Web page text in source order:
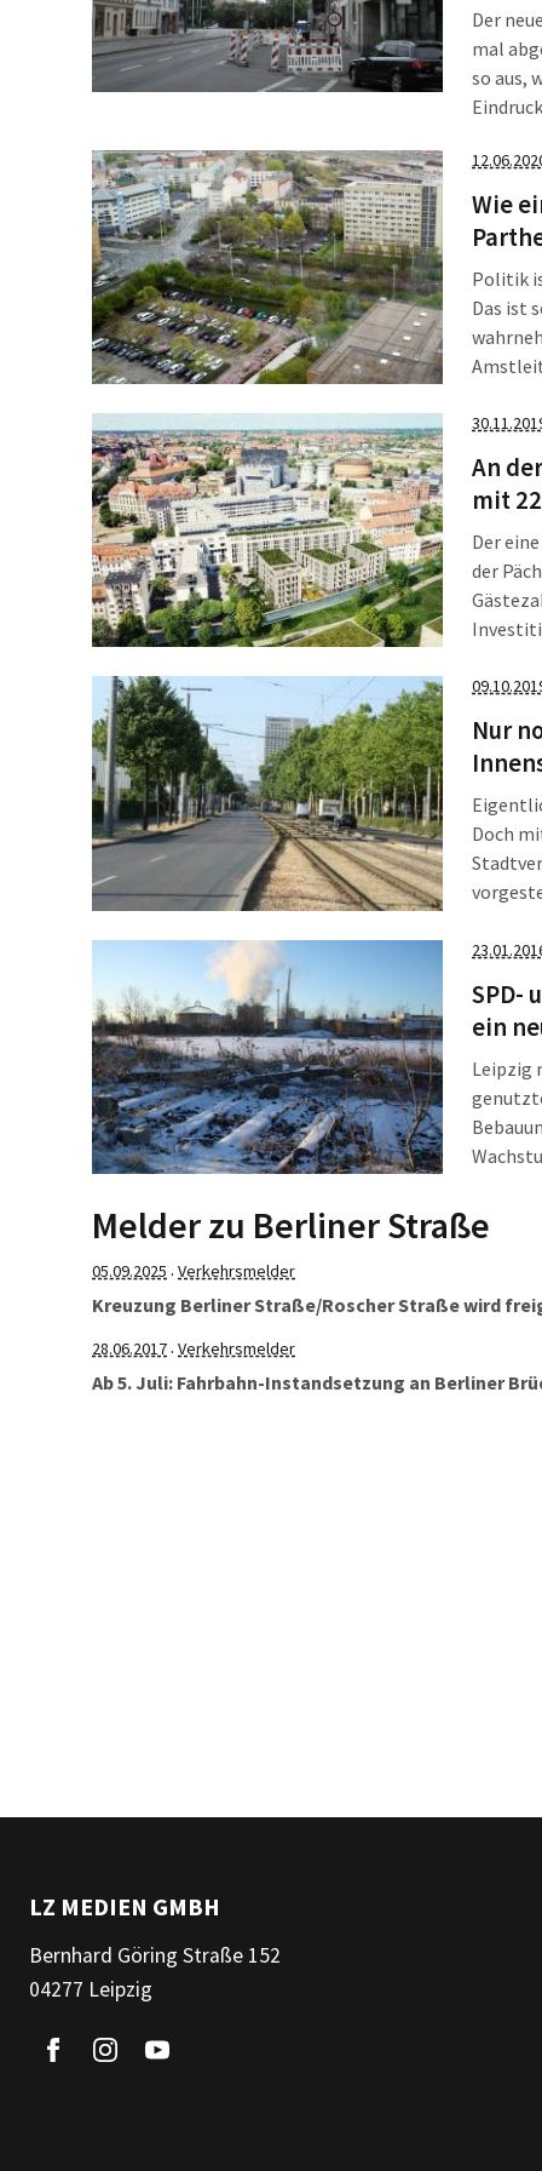
Der
mal
so aus,
Wie
Politik
Das ist
vor fast
statt.
An
mit
Der
der
Nur
Doch
bei der
„Maßnahmen
ist in
SPD-
ein
Leipzig
Melder zu Berliner Straße
05.09.2025 · Verkehrsmelder
Kreuzung Berliner Straße/Roscher Straße wird
28.06.2017· Verkehrsmelder
Ab 5. Juli: Fahrbahn-Instandsetzung an Berliner
LZ MEDIEN GMBH
Bernhard Göring Straße 152
04277 Leipzig